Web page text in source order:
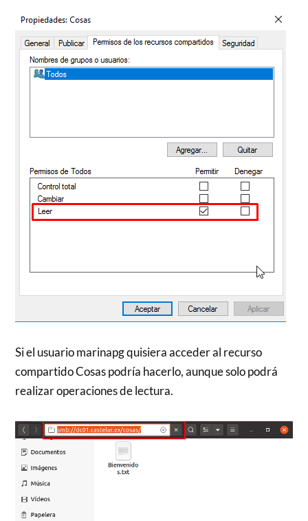
Si el usuario marinapg quisiera acceder al recurso
compartido Cosas podría hacerlo, aunque solo podrá
realizar operaciones de lectura.